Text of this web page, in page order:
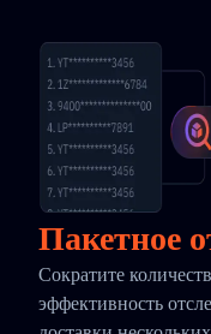
Пакетное
Сократите
эффективность